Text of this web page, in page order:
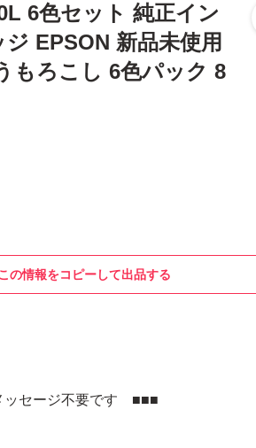
6色セット 純正イン
EPSON 新品未使用
もろこし 6色パック 8
の情報をコピーして出品する
ッセージ不要です ■■■